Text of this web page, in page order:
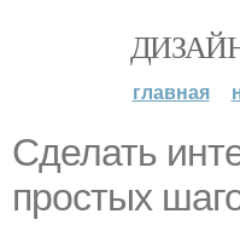
главная
Сделать
простых